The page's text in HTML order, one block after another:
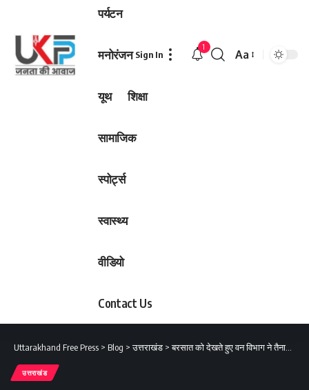
पर्यटन
मनोरंजन
यूथ शिक्षा
सामाजिक
स्पोर्ट्स
स्वास्थ्य
वीडियो
Contact Us
Sign In
1
Font
Aa
Uttarakhand Free Press > Blog >उत्तराखंड >बरसात को देखते हुए वन विभाग ने तैनात की स्पेशल वन सुरक्षा दल
उत्तराखंड